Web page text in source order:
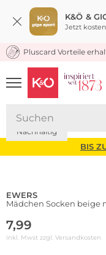
K&Ö &
Jetzt
Pluscard Vorteile
UNSERE APP
CLICK &
BIS
Nachhaltig
EWERS
Mädchen Socken beige
7,99
inkl. Mwst zzgl. Versandkosten